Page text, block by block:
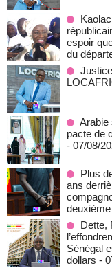
espoir
du
Arabie
pacte de
- 07/08/
Plus
ans
Dette,
Sénégal
dollars -